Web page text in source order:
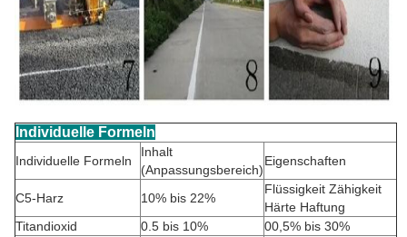
Individuelle Formeln
Individuelle Formeln
Inhalt
(Anpassungsbereich)
Eigenschaften
C5-Harz 10% bis 22%
Flüssigkeit Zähigkeit
Härte Haftung
Titandioxid
0.5 bis 10%
00,5% bis 30%